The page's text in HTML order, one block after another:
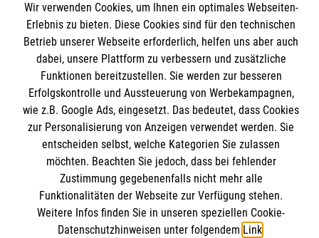
Fachbereich Betriebssanitäter
Fachbereich Einsatzdienste / Katastrophenschutz
Malteser Grundausbildung
Fachbereich Rettungsdienst
Spenden und Helfen
Die Malteser in Baden-Württemberg
Informationen
Kontakt
Impressum
Datenschutz
Malteser online
Malteserorden
Malteser Jugend
Malteser International
Mediathek
Spendenkonto
Empfänger: Malteser Hilfsdienst e.V.
Wir verwenden Cookies, um Ihnen ein optimales Webseiten-
Erlebnis zu bieten. Diese Cookies sind für den technischen
Betrieb unserer Webseite erforderlich, helfen uns aber auch
dabei, unsere Plattform zu verbessern und zusätzliche
Funktionen bereitzustellen. Sie werden zur besseren
Erfolgskontrolle und Aussteuerung von Werbekampagnen,
wie z.B. Google Ads, eingesetzt. Das bedeutet, dass Cookies
zur Personalisierung von Anzeigen verwendet werden. Sie
entscheiden selbst, welche Kategorien Sie zulassen
möchten. Beachten Sie jedoch, dass bei fehlender
Zustimmung gegebenenfalls nicht mehr alle
Funktionalitäten der Webseite zur Verfügung stehen.
Weitere Infos finden Sie in unseren speziellen Cookie-
Datenschutzhinweisen unter folgendem Link.